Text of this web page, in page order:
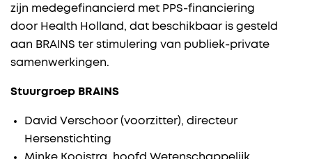
zijn medegefinancierd met PPS-financiering
door Health Holland, dat beschikbaar is gesteld
aan BRAINS ter stimulering van publiek-private
samenwerkingen.
Stuurgroep BRAINS
David Verschoor (voorzitter), directeur
Hersenstichting